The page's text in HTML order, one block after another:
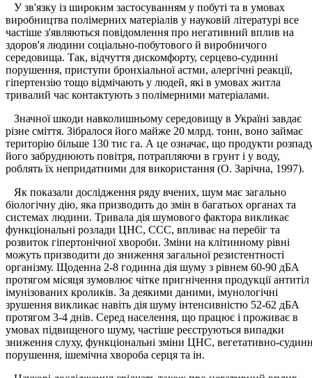
У зв'язку із широким застосуванням у побуті та в умовах
виробництва полімерних матеріалів у науковій літературі все
частіше з'являються повідомлення про негативний вплив на
здоров'я людини соціально-побутового й виробничого
середовища. Так, відчуття дискомфорту, серцево-судинні
порушення, приступи бронхіальної астми, алергічні реакції,
гіпертензію тощо відмічають у людей, які в умовах житла
тривалий час контактують з полімерними матеріалами.
Значної шкоди навколишньому середовищу в Україні завдає
різне сміття. Зібралося його майже 20 млрд. тонн, воно займає
територію більше 130 тис га. А це означає, що продукти
його забруднюють повітря, потрапляючи в грунт і у воду,
роблять їх непридатними для використання (О. Зарічна, 1997).
Як показали дослідження ряду вчених, шум має загально
біологічну дію, яка призводить до змін в багатьох органах та
системах людини. Тривала дія шумового фактора викликає
функціональні розлади ЦНС, ССС, впливає на перебіг та
розвиток гіпертонічної хвороби. Зміни на клітинному рівні
можуть призводити до зниження загальної резистентності
організму. Щоденна 2-8 годинна дія шуму з рівнем 60-90 дБА
протягом місяця зумовлює чітке пригнічення продукції антитіл
імунізованих кроликів. За деякими даними, імунологічні
зрушення викликає навіть дія шуму інтенсивністю 52-62 дБА
протягом 3-4 днів. Серед населення, що працює і проживає в
умовах підвищеного шуму, частіше реєструються випадки
зниження слуху, функціональні зміни ЦНС, вегетативно-
порушення, ішемічна хвороба серця та ін.